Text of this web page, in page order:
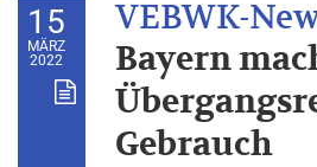
15
MÄRZ
2022
Bayern
Gebrauch